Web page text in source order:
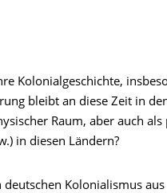
Kolonialgeschichte,
bleibt an diese Zeit in
Raum, aber auch als
in diesen Ländern?
Kolonialismus aus